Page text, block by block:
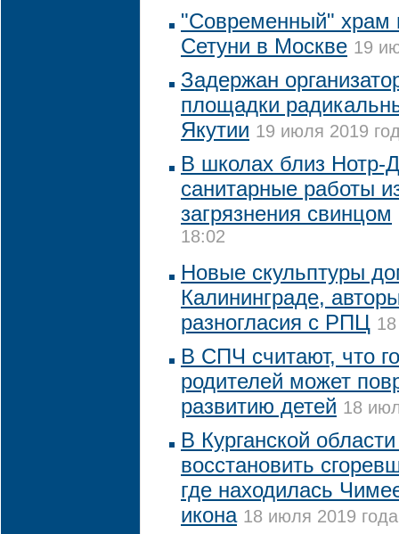
"Современный" храм
Сетуни в Москве 19
Задержан
площадки
Якутии 19 июля 2019
В школах близ Нотр-
санитарные работы
загрязнения свинцом
18:02
Новые скульптуры
Калининграде,
разногласия с РПЦ
В СПЧ считают, что
родителей может
развитию детей 18
В Курганской
восстановить
где находилась
икона 18 июля 2019